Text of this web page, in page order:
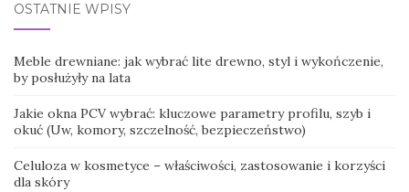
OSTATNIE WPISY
Meble drewniane: jak wybrać lite drewno, styl i wykończenie,
by posłużyły na lata
Jakie okna PCV wybrać: kluczowe parametry profilu, szyb i
okuć (Uw, komory, szczelność, bezpieczeństwo)
Celuloza w kosmetyce – właściwości, zastosowanie i korzyści
dla skóry